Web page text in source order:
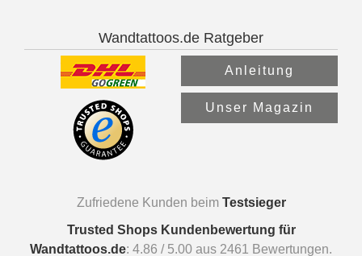
Wandtattoos.de Ratgeber
Anleitung
Unser Magazin
Zufriedene Kunden beim Testsieger
Trusted Shops Kundenbewertung für
Wandtattoos.de: 4.86 / 5.00 aus 2461
Bewertungen.